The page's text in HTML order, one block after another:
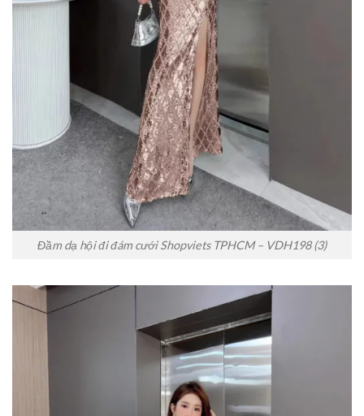
Đầm dạ hội đi đám cưới Shopviets TPHCM – VDH198 (3)